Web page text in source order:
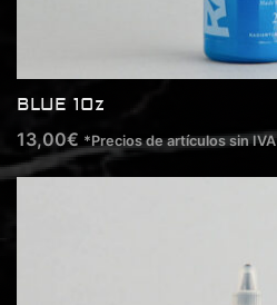
BLUE 1Oz
13,00€ *Precios de artículos sin IVA